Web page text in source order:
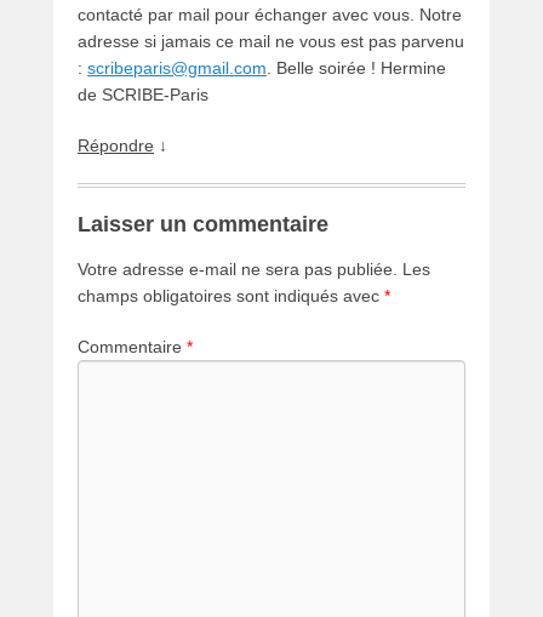
contacté par mail pour échanger avec vous. Notre
adresse si jamais ce mail ne vous est pas parvenu
: scribeparis@gmail.com . Belle soirée ! Hermine
de SCRIBE-Paris
Répondre ↓
Laisser un commentaire
Votre adresse e-mail ne sera pas publiée.
Les
champs obligatoires sont indiqués avec *
Commentaire *